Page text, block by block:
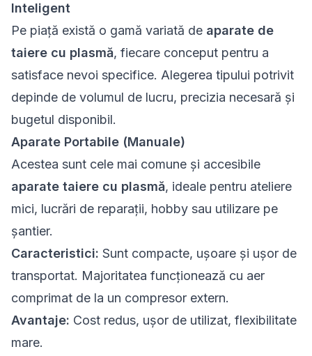
Inteligent
Pe piață există o gamă variată de aparate de
taiere cu plasmă, fiecare conceput pentru a
satisface nevoi specifice. Alegerea tipului potrivit
depinde de volumul de lucru, precizia necesară și
bugetul disponibil.
Aparate Portabile (Manuale)
Acestea sunt cele mai comune și accesibile
aparate taiere cu plasmă, ideale pentru ateliere
mici, lucrări de reparații, hobby sau utilizare pe
șantier.
Caracteristici: Sunt compacte, ușoare și ușor de
transportat. Majoritatea funcționează cu aer
comprimat de la un compresor extern.
Avantaje: Cost redus, ușor de utilizat, flexibilitate
mare.